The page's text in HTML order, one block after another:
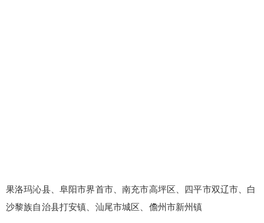
果洛玛沁县、阜阳市界首市、南充市高坪区、四平市双辽市、白
沙黎族自治县打安镇、汕尾市城区、儋州市新州镇